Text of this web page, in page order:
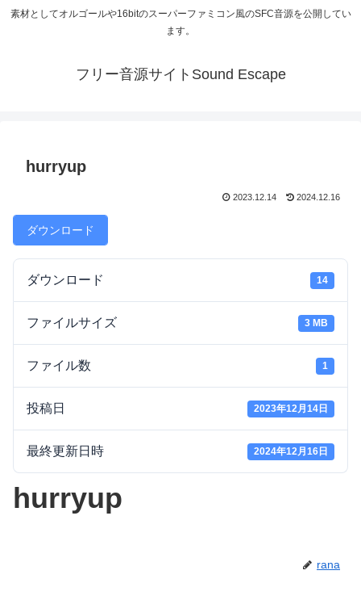
素材としてオルゴールや16bitのスーパーファミコン風のSFC音源を公開してい
ます。
フリー音源サイトSound Escape
hurryup
2023.12.14 2024.12.16
ダウンロード
ダウンロード 14
ファイルサイズ 3 MB
ファイル数 1
投稿日 2023年12月14日
最終更新日時 2024年12月16日
hurryup
rana